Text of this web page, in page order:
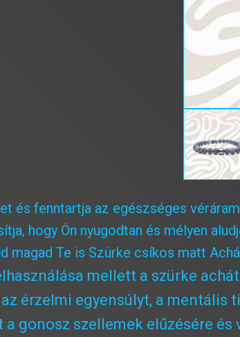
és fenntartja az egészséges
hogy Ön nyugodtan és mélyen
magad Te is Szürke csíkos matt
mellett a szürke
érzelmi egyensúlyt, a mentális
gonosz szellemek elűzésére